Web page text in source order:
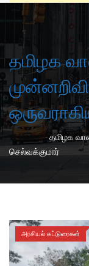
தமிழக
Home-தமிழக
செல்வக்குமார்
அரசியல் கட்டுரைகள்